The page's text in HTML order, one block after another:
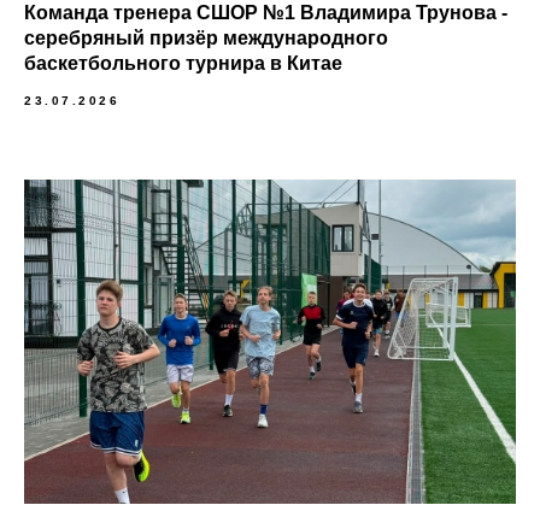
Команда тренера СШОР №1 Владимира Трунова -
серебряный призёр международного
баскетбольного турнира в Китае
23.07.2026